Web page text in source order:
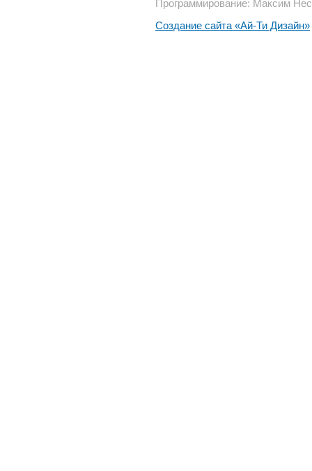
Программирование: Максим
Создание сайта «Ай-Ти Дизайн»